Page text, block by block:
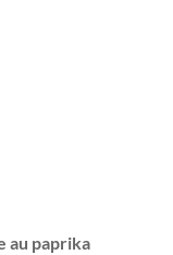
au paprika